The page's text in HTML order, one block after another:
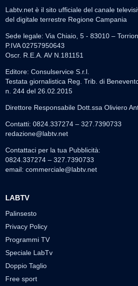
Labtv.net è il sito ufficiale del canale
del digitale terrestre Regione Campania
Sede legale: Via Chiaio, 5 - 83010 –
P.IVA 02757950643
Oscr. R.E.A. AV N.181151
Editore: Consulservice S.r.l.
Testata giornalistica Reg. Trib. di
n. 244 del 26.02.2015
Direttore Responsabile Dott.ssa Oliviero
Contatti: 0824.337274 – 327.7390733
redazione@labtv.net
Contattaci per la tua Pubblicità:
0824.337274 – 327.7390733
email: commerciale@labtv.net
LABTV
Palinsesto
Privacy Policy
Programmi TV
Speciale LabTv
Doppio Taglio
Free sport